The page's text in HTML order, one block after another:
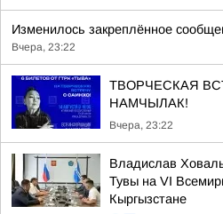
Изменилось закреплённое
Вчера, 23:22
ТВОРЧЕСКАЯ
НАМЧЫЛАК!
Вчера, 23:22
Владислав
Тувы на VI
Кыргызстане